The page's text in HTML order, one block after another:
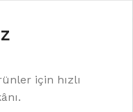
Olta Makineleri
Olta Makineleri
Olta Makineleri
için hızlı